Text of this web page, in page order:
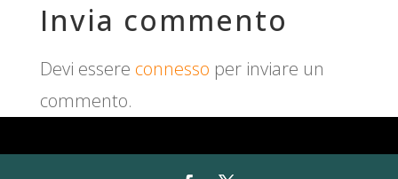
Invia commento
Devi essere connesso per inviare un
commento.